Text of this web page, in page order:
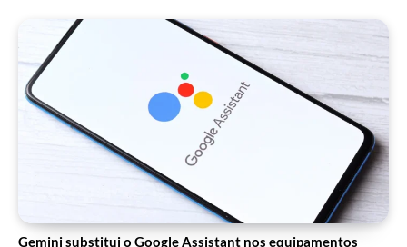
Gemini substitui o Google Assistant nos equipamentos